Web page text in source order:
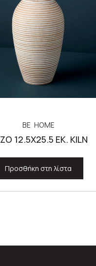
BE HOME
12.5Χ25.5 ΕΚ. KILN
Προσθήκη στη λίστα